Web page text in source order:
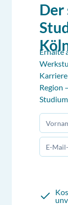
Erhalte
Region